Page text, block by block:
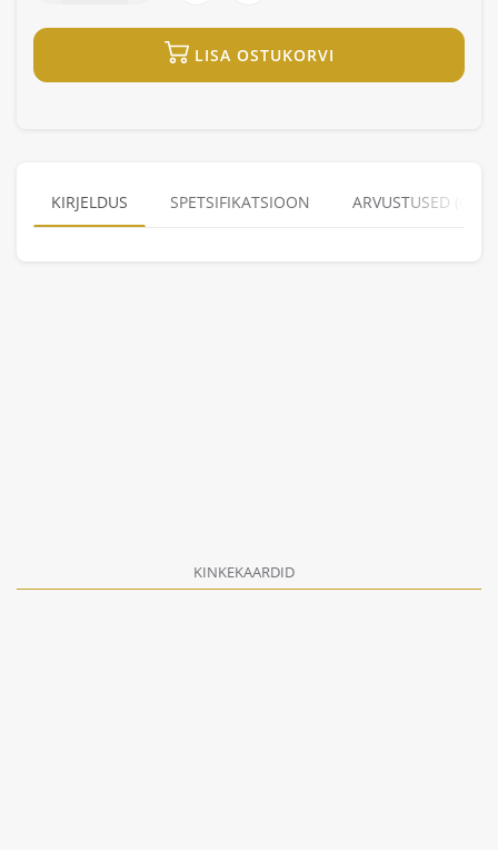
LISA OSTUKORVI
KIRJELDUS SPETSIFIKATSIOON ARVUSTUSED (0)
KINKEKAARDID